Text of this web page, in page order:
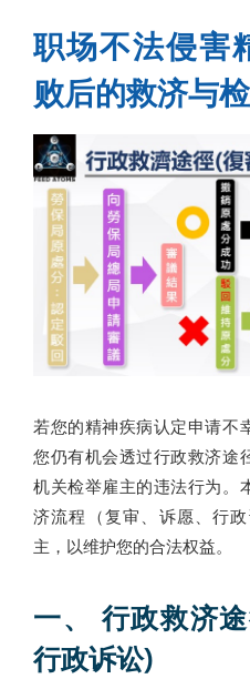
职场不法侵害
败后的救济与
若您的精神疾病认定申请不
您仍有机会透过行政救济途
机关检举雇主的违法行为。
济流程（复审、诉愿、行
主，以维护您的合法权益。
一、 行政救济途
行政诉讼)